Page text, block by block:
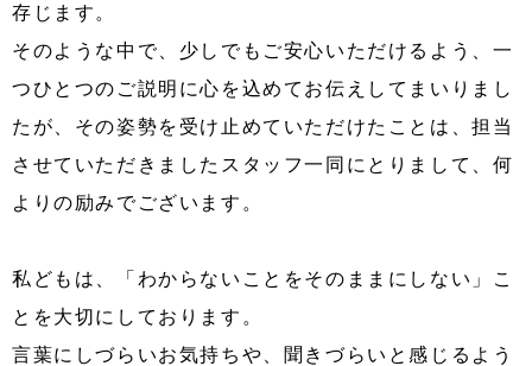
存じます。
そのような中で、少しでもご安心いただけるよう、一
つひとつのご説明に心を込めてお伝えしてまいりまし
たが、その姿勢を受け止めていただけたことは、担当
させていただきましたスタッフ一同にとりまして、何
よりの励みでございます。
私どもは、「わからないことをそのままにしない」こ
とを大切にしております。
言葉にしづらいお気持ちや、聞きづらいと感じるよう